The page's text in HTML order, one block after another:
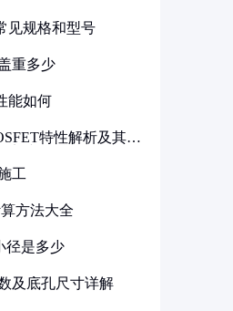
见规格和型号
重多少
能如何
特性解析及其在
工
方法大全
径是多少
及底孔尺寸详解